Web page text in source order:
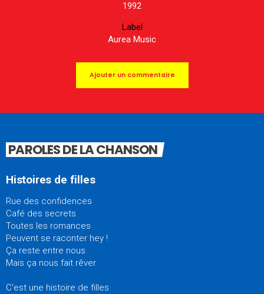
1992
Label
Aurea Music
Ajouter un commentaire
PAROLES DE LA CHANSON
Histoires de filles
Rue des confidences
Café des secrets
Toutes les romances
Peuvent se raconter hey !
Ça reste entre nous
Mais ça nous fait rêver
C'est une histoire de filles